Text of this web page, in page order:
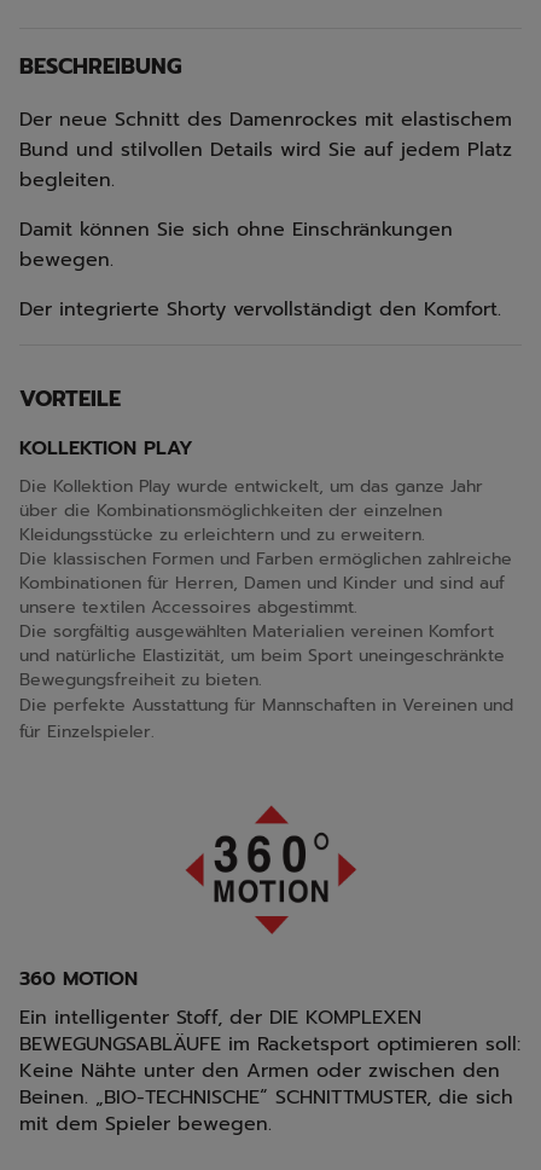
BESCHREIBUNG
Der neue Schnitt des Damenrockes mit elastischem
Bund und stilvollen Details wird Sie auf jedem Platz
begleiten.
Damit können Sie sich ohne Einschränkungen
bewegen.
Der integrierte Shorty vervollständigt den Komfort.
VORTEILE
KOLLEKTION PLAY
Die Kollektion Play wurde entwickelt, um das ganze Jahr
über die Kombinationsmöglichkeiten der einzelnen
Kleidungsstücke zu erleichtern und zu erweitern.
Die klassischen Formen und Farben ermöglichen zahlreiche
Kombinationen für Herren, Damen und Kinder und sind auf
unsere textilen Accessoires abgestimmt.
Die sorgfältig ausgewählten Materialien vereinen Komfort
und natürliche Elastizität, um beim Sport uneingeschränkte
Bewegungsfreiheit zu bieten.
Die perfekte Ausstattung für Mannschaften in Vereinen und
für Einzelspieler.
360 MOTION
Ein intelligenter Stoff, der DIE KOMPLEXEN
BEWEGUNGSABLÄUFE im Racketsport optimieren soll:
Keine Nähte unter den Armen oder zwischen den
Beinen. „BIO-TECHNISCHE“ SCHNITTMUSTER, die sich
mit dem Spieler bewegen.